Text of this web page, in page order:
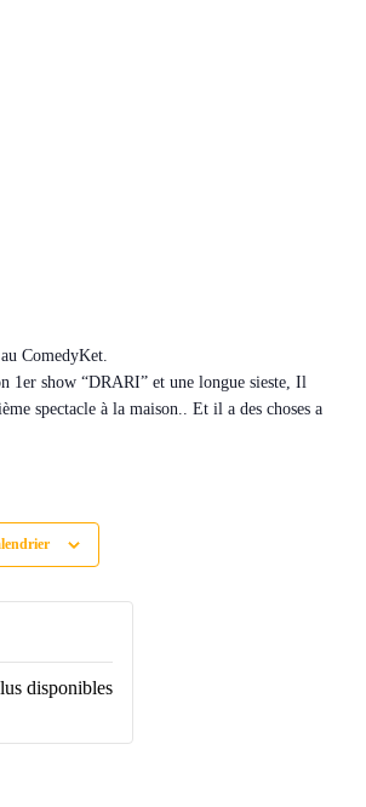
ComedyKet.
1er show “DRARI” et une longue sieste, Il
spectacle à la maison.. Et il a des choses a
disponibles